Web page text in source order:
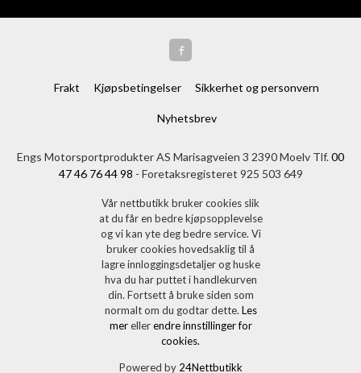
Frakt Kjøpsbetingelser Sikkerhet og personvern
Nyhetsbrev
Engs Motorsportprodukter AS Marisagveien 3 2390 Moelv Tlf.00
47 46 76 44 98 - Foretaksregisteret 925 503 649
Vår nettbutikk bruker cookies slik
at du får en bedre kjøpsopplevelse
og vi kan yte deg bedre service. Vi
bruker cookies hovedsaklig til å
lagre innloggingsdetaljer og huske
hva du har puttet i handlekurven
din. Fortsett å bruke siden som
normalt om du godtar dette. Les
merellerendre innstillinger for
cookies.
Powered by 24Nettbutikk